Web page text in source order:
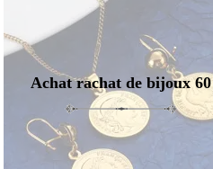
Achat rachat de bijoux 60